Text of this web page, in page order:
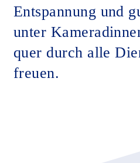
Entspannung und
unter
quer durch alle
freuen.